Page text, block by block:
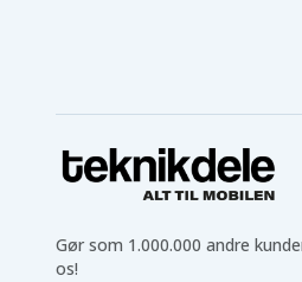
Gør som 1.000.000 andre
os!